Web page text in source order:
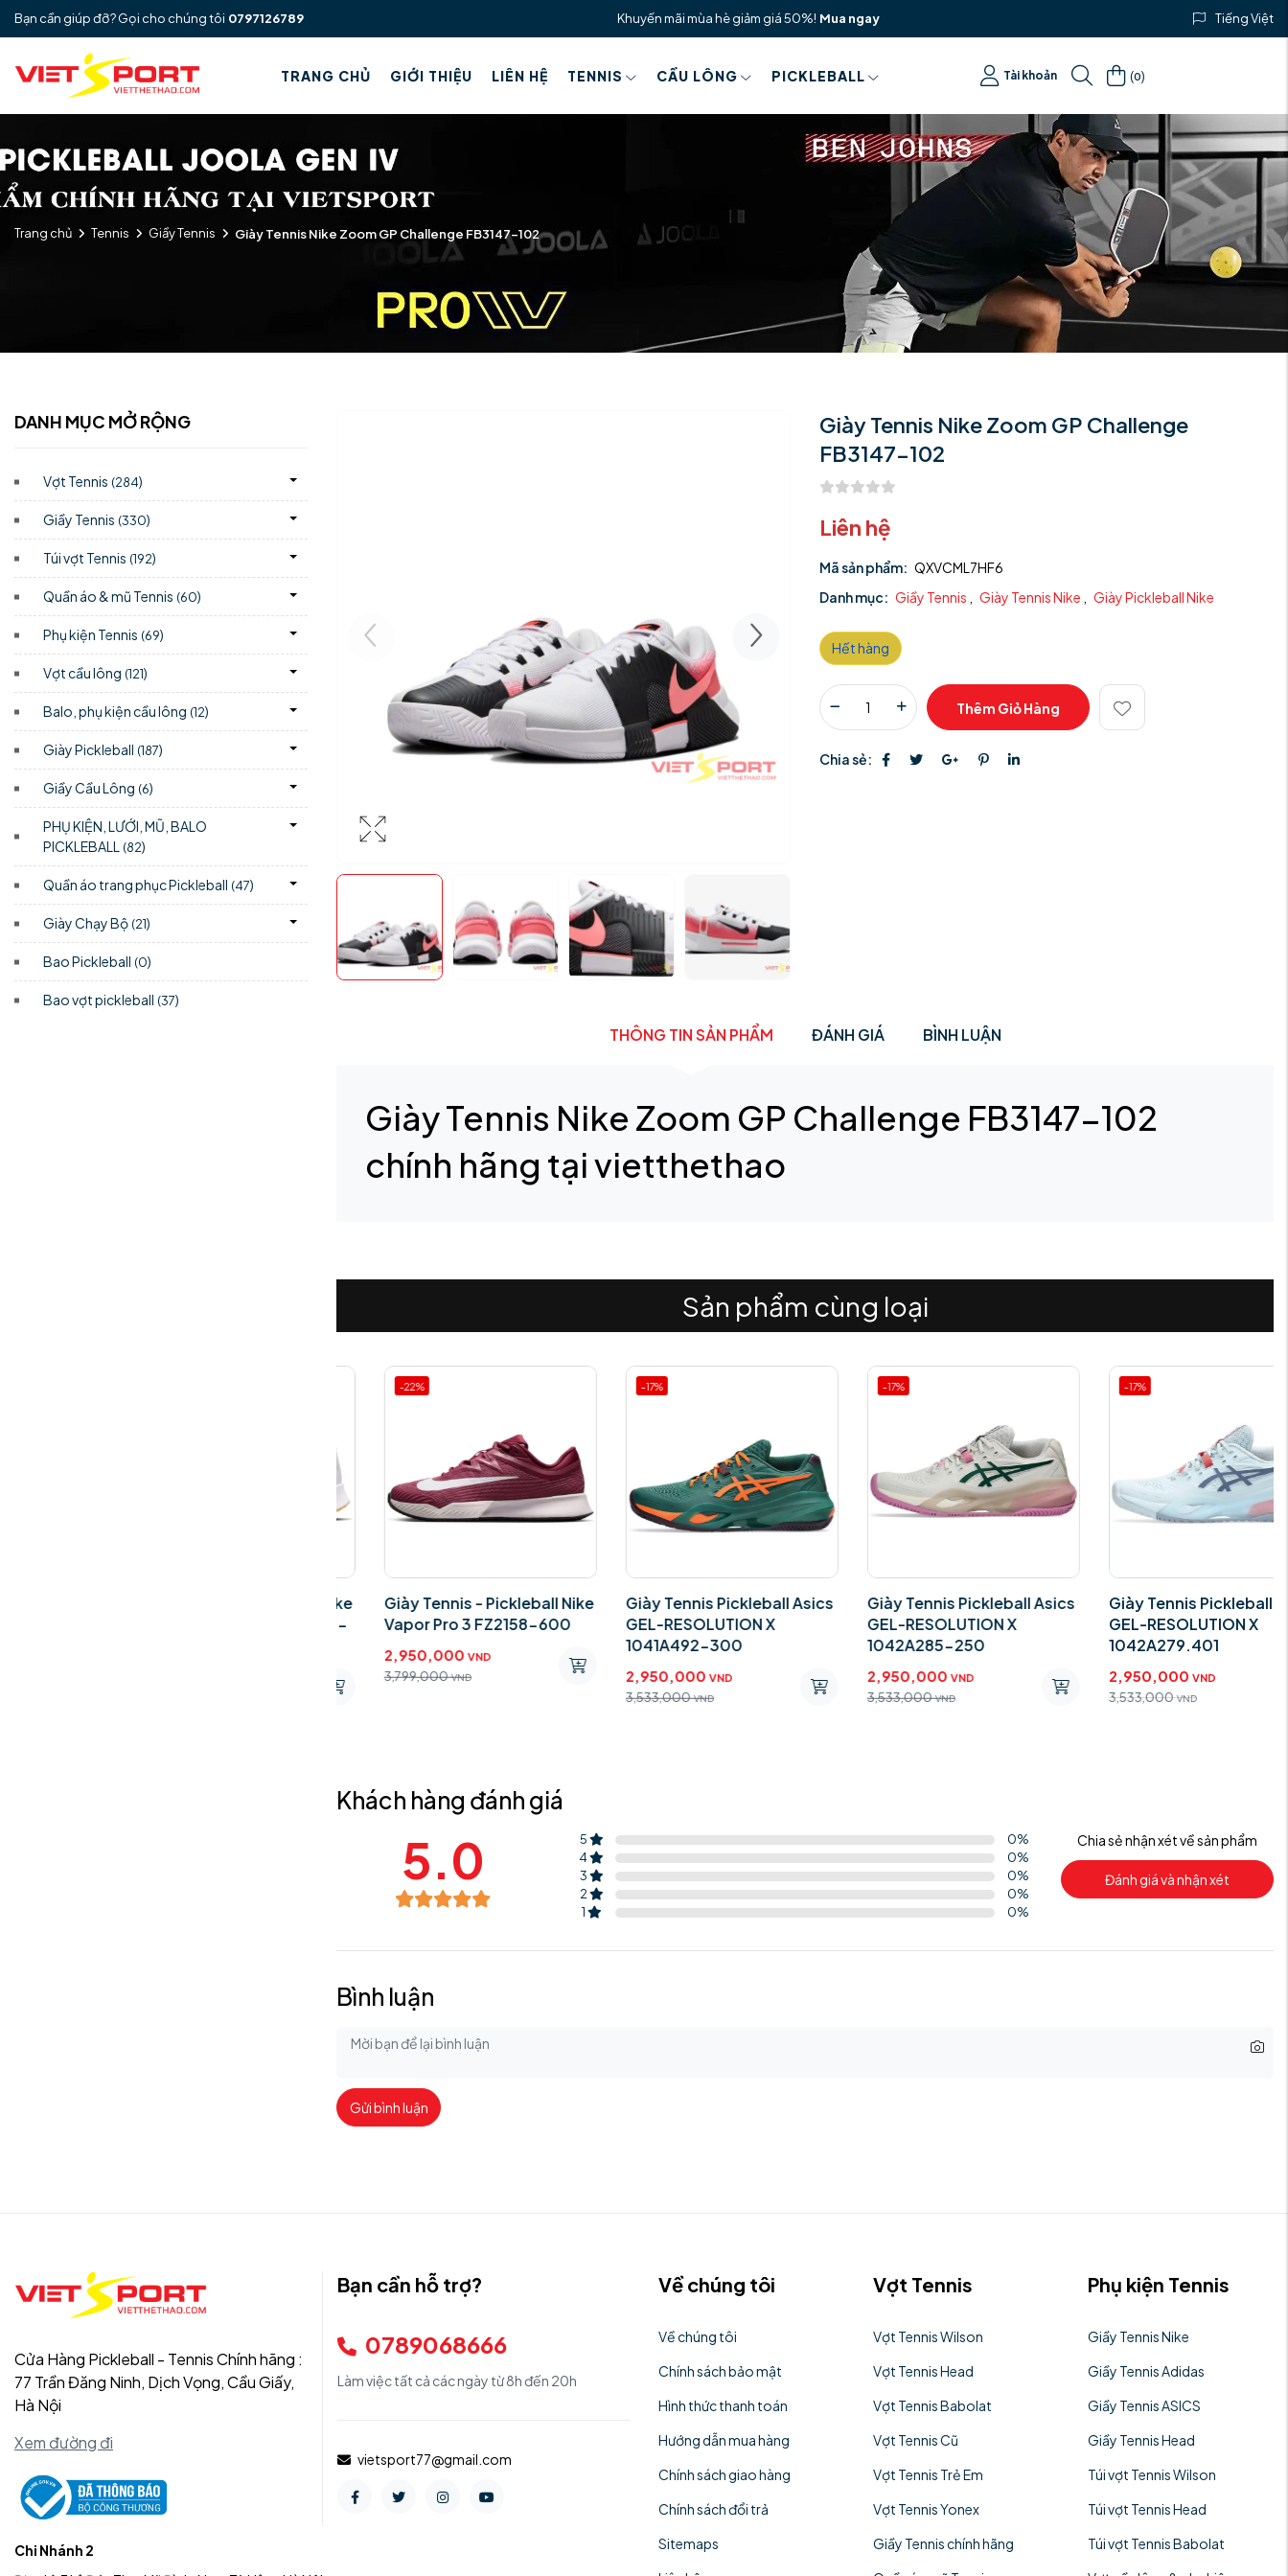
Bạn cần giúp đỡ? Gọi cho chúng tôi 0797126789 Khuyến mãi mùa hè giảm giá 50%! Mua ngay Tiếng Việt
TRANG CHỦ GIỚI THIỆU LIÊN HỆ TENNIS CẦU LÔNG PICKLEBALL Tài khoản (0)
Trang chủ Tennis Giầy Tennis Giày Tennis Nike Zoom GP Challenge FB3147-102
DANH MỤC MỞ RỘNG
Vợt Tennis (284)
Giầy Tennis (330)
Túi vợt Tennis (192)
Quần áo & mũ Tennis (60)
Phụ kiện Tennis (69)
Vợt cầu lông (121)
Balo, phụ kiện cầu lông (12)
Giày Pickleball (187)
Giầy Cầu Lông (6)
PHỤ KIỆN, LƯỚI, MŨ, BALO
PICKLEBALL (82)
Quần áo trang phục Pickleball (47)
Giày Chạy Bộ (21)
Bao Pickleball (0)
Bao vợt pickleball (37)
Giày Tennis Nike Zoom GP Challenge
FB3147-102
Liên hệ
Mã sản phẩm: QXVCML7HF6
Danh mục: Giầy Tennis Giày Tennis Nike Giày Pickleball Nike
Hết hàng
Thêm Giỏ Hàng
Chia sẻ:
THÔNG TIN SẢN PHẨM ĐÁNH GIÁ BÌNH LUẬN
Giày Tennis Nike Zoom GP Challenge FB3147-102
chính hãng tại vietthethao
Sản phẩm cùng loại
Giày Tennis - Pickleball Nike
Vapor Pro 3 FZ2158-600
2,950,000 VND
3,799,000 VND
Giày Tennis Pickleball Asics
GEL-RESOLUTION X
1041A492-300
2,950,000 VND
3,533,000 VND
Giày Tennis Pickleball Asics
GEL-RESOLUTION X
1042A285-250
2,950,000 VND
3,533,000 VND
Giày Tennis Pickleball Asics
GEL-RESOLUTION X
1042A279.401
2,950,000 VND
3,533,000 VND
Khách hàng đánh giá
5.0 5 0%
4
0%
3
0%
2
0%
1
0%
Chia sẻ nhận xét về sản phẩm
Đánh giá và nhận xét
Bình luận
Gửi bình luận
Cửa Hàng Pickleball - Tennis Chính hãng :
77 Trần Đăng Ninh, Dịch Vọng, Cầu Giấy,
Hà Nội
Xem đường đi
Bạn cần hỗ trợ?
0789068666
Làm việc tất cả các ngày từ 8h đến 20h
vietsport77@gmail.com
Chi Nhánh 2
Về chúng tôi
Về chúng tôi
Chính sách bảo mật
Hình thức thanh toán
Hướng dẫn mua hàng
Chính sách giao hàng
Chính sách đổi trả
Sitemaps
Vợt Tennis
Vợt Tennis Wilson
Vợt Tennis Head
Vợt Tennis Babolat
Vợt Tennis Cũ
Vợt Tennis Trẻ Em
Vợt Tennis Yonex
Giầy Tennis chính hãng
Phụ kiện Tennis
Giầy Tennis Nike
Giầy Tennis Adidas
Giầy Tennis ASICS
Giầy Tennis Head
Túi vợt Tennis Wilson
Túi vợt Tennis Head
Túi vợt Tennis Babolat